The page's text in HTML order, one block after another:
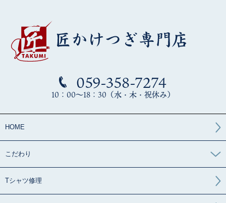
059-358-7274
10：00～18：30（水・木・祝休み）
HOME
こだわり
Tシャツ修理